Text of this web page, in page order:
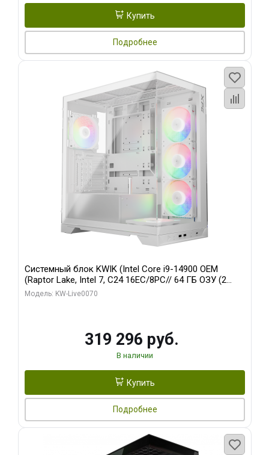
Купить
Подробнее
Системный блок KWIK (Intel Core i9-14900 OEM
(Raptor Lake, Intel 7, C24 16EC/8PC// 64 ГБ ОЗУ (2
модуля)/ Gigabyte RTX5080 XTREME WATERFORCE
Модель: KW-Live0070
319 296 руб.
В наличии
Купить
Подробнее